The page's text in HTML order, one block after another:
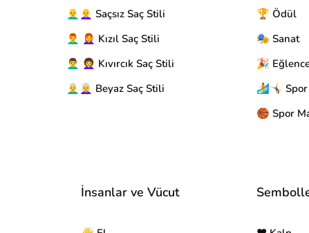
👨‍🦲👩‍🦲 Saçsız Saç Stili
👨‍🦰 👩‍🦰 Kızıl Saç Stili
👨‍🦱 👩‍🦱 Kıvırcık Saç Stili
👨‍🦳👩‍🦳 Beyaz Saç Stili
🏆 Ödül
🎭 Sanat
🎉
🏄🤸‍♀️ Spor
🏀 Spor
İnsanlar ve Vücut